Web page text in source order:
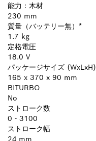
能力：木材
230 mm
質量（バッテリー無）*
1.7 kg
定格電圧
18.0 V
パッケージサイズ (WxLxH)
165 x 370 x 90 mm
BITURBO
No
ストローク数
0 - 3100
ストローク幅
24 mm